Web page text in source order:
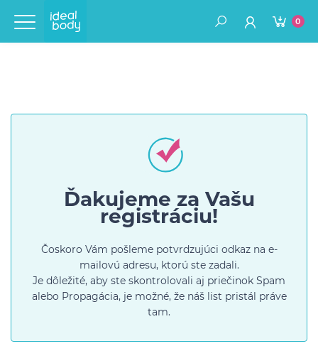
0
Ďakujeme za Vašu
registráciu!
Čoskoro Vám pošleme potvrdzujúci odkaz na e-
mailovú adresu, ktorú ste zadali.
Je dôležité, aby ste skontrolovali aj priečinok Spam
alebo Propagácia, je možné, že náš list pristál práve
tam.